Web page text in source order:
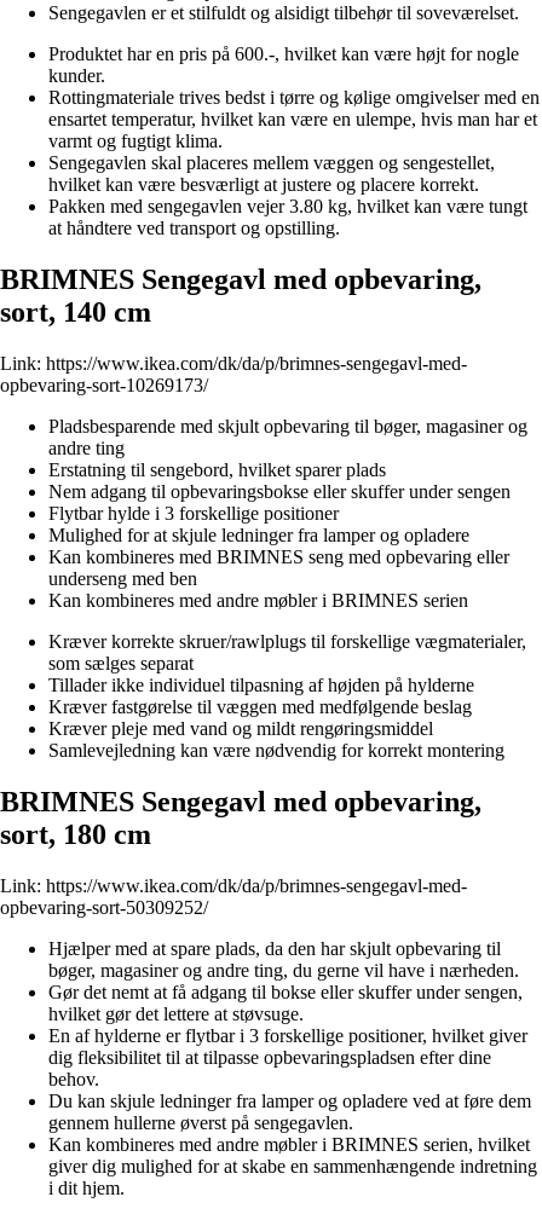
Sengegavlen er et stilfuldt og alsidigt tilbehør til soveværelset.
Produktet har en pris på 600.-, hvilket kan være højt for nogle
kunder.
Rottingmateriale trives bedst i tørre og kølige omgivelser med en
ensartet temperatur, hvilket kan være en ulempe, hvis man har et
varmt og fugtigt klima.
Sengegavlen skal placeres mellem væggen og sengestellet,
hvilket kan være besværligt at justere og placere korrekt.
Pakken med sengegavlen vejer 3.80 kg, hvilket kan være tungt
at håndtere ved transport og opstilling.
BRIMNES Sengegavl med opbevaring,
sort, 140 cm
Link: https://www.ikea.com/dk/da/p/brimnes-sengegavl-med-
opbevaring-sort-10269173/
Pladsbesparende med skjult opbevaring til bøger, magasiner og
andre ting
Erstatning til sengebord, hvilket sparer plads
Nem adgang til opbevaringsbokse eller skuffer under sengen
Flytbar hylde i 3 forskellige positioner
Mulighed for at skjule ledninger fra lamper og opladere
Kan kombineres med BRIMNES seng med opbevaring eller
underseng med ben
Kan kombineres med andre møbler i BRIMNES serien
Kræver korrekte skruer/rawlplugs til forskellige vægmaterialer,
som sælges separat
Tillader ikke individuel tilpasning af højden på hylderne
Kræver fastgørelse til væggen med medfølgende beslag
Kræver pleje med vand og mildt rengøringsmiddel
Samlevejledning kan være nødvendig for korrekt montering
BRIMNES Sengegavl med opbevaring,
sort, 180 cm
Link: https://www.ikea.com/dk/da/p/brimnes-sengegavl-med-
opbevaring-sort-50309252/
Hjælper med at spare plads, da den har skjult opbevaring til
bøger, magasiner og andre ting, du gerne vil have i nærheden.
Gør det nemt at få adgang til bokse eller skuffer under sengen,
hvilket gør det lettere at støvsuge.
En af hylderne er flytbar i 3 forskellige positioner, hvilket giver
dig fleksibilitet til at tilpasse opbevaringspladsen efter dine
behov.
Du kan skjule ledninger fra lamper og opladere ved at føre dem
gennem hullerne øverst på sengegavlen.
Kan kombineres med andre møbler i BRIMNES serien, hvilket
giver dig mulighed for at skabe en sammenhængende indretning
i dit hjem.